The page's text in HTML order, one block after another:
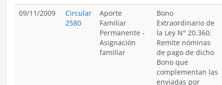
09/11/2009
Circular
2580
Aporte
Familiar
Permanente -
Asignación
familiar
Bono
Extraordinario de
la Ley N° 20.360.
Remite nóminas
de pago de dicho
Bono que
complementan las
enviadas por